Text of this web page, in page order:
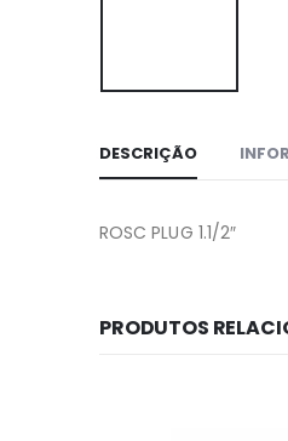
DESCRIÇÃO
ROSC PLUG 1.1/2″
PRODUTOS